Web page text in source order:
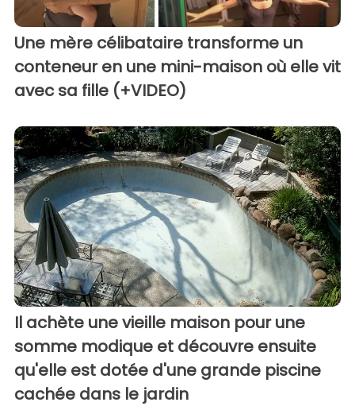
Une mère célibataire transforme un
conteneur en une mini-maison où elle vit
avec sa fille (+VIDEO)
Il achète une vieille maison pour une
somme modique et découvre ensuite
qu'elle est dotée d'une grande piscine
cachée dans le jardin